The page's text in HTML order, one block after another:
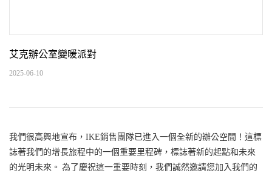
艾克辦公室變暖派對
2025-06-10
我們很高興地宣布，IKE銷售團隊已進入一個全新的辦公空間！這標
誌著我們的增長旅程中的一個重要里程碑，標誌著新的起點和未來
的光明未來。 為了慶祝這一重要時刻，我們誠然邀請您加入我們的